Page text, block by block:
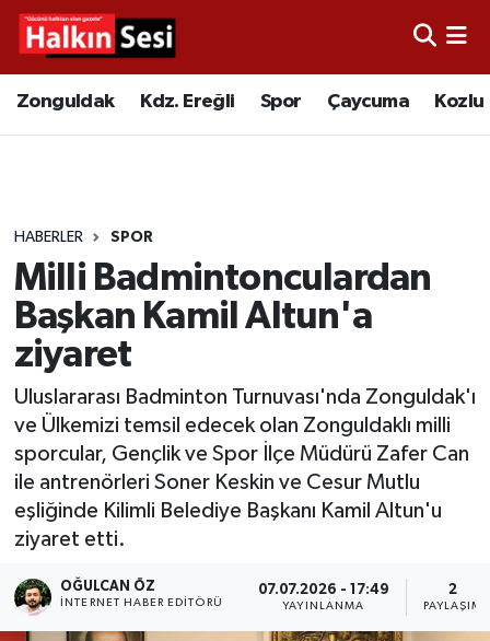
Zonguldak Kdz. Ereğli Spor Çaycuma Kozlu
HABERLER SPOR
Milli Badmintonculardan
Başkan Kamil Altun'a
ziyaret
Uluslararası Badminton Turnuvası'nda Zonguldak'ı
ve Ülkemizi temsil edecek olan Zonguldaklı milli
sporcular, Gençlik ve Spor İlçe Müdürü Zafer Can
ile antrenörleri Soner Keskin ve Cesur Mutlu
eşliğinde Kilimli Belediye Başkanı Kamil Altun'u
ziyaret etti.
OĞULCAN ÖZ
İNTERNET HABER EDITÖRÜ
07.07.2026 - 17:49
YAYINLANMA
2
PAYLAŞIM
Video
Çaycuma
Alaplı
Asayiş
Bartın
Karabük
Devrek
Bolu
Merkez Hava Durumu
Tüm Manşetler
Son Dakika Haberleri
Haber Arşivi